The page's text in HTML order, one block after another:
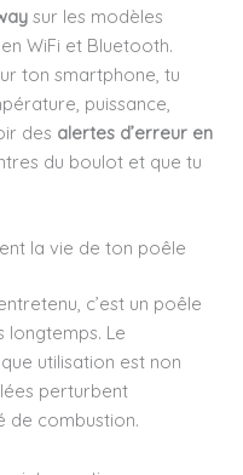
sur les modèles
WiFi et Bluetooth.
ton smartphone, tu
puissance,
des alertes d’erreur en
du boulot et que tu
la vie de ton poêle
c’est un poêle
longtemps. Le
utilisation est non
perturbent
de combustion.